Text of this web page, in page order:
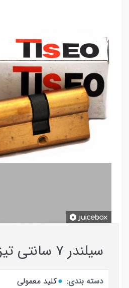
سیلندر ۷ سانتی تیزو برنجی
دسته بندی:
کلید معمولی